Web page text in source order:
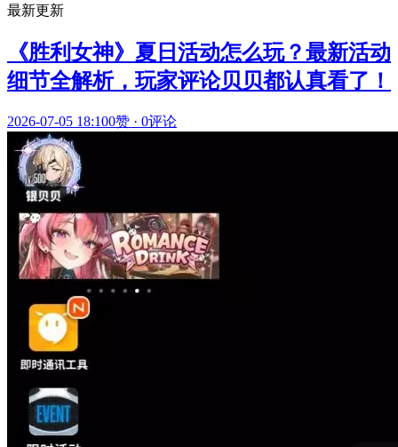
最新更新
《胜利女神》夏日活动怎么玩？最新活动
细节全解析，玩家评论贝贝都认真看了！
2026-07-05 18:100赞 · 0评论